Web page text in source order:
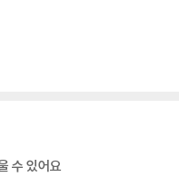
/ 변형 도구 - 자석, 왜곡, 수평
널 잠금 사용하기
채색하기
보기
리한 제스처 설정하기
수 있어요